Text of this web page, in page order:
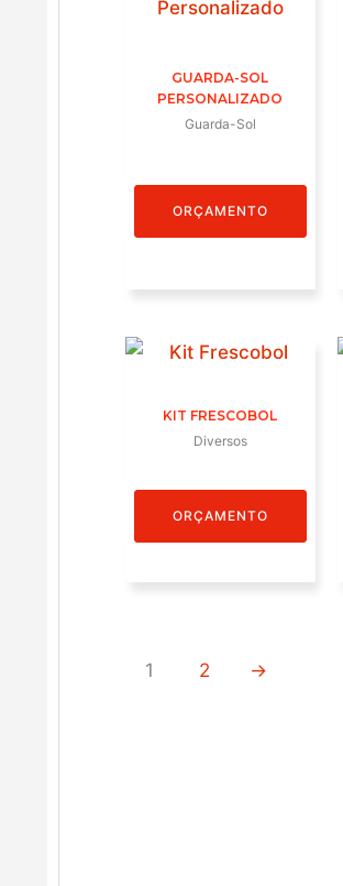
GUARDA-SOL
PERSONALIZADO
Guarda-Sol
ORÇAMENTO
KIT FRESCOBOL
Diversos
ORÇAMENTO
1 2 →